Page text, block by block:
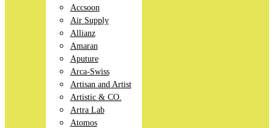
Accsoon
Air Supply
Allianz
Amaran
Aputure
Arca-Swiss
Artisan and Artist
Artistic & CO.
Artra Lab
Atomos